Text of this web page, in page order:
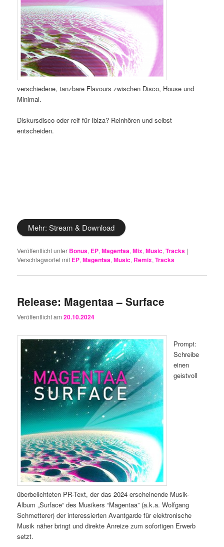
verschiedene, tanzbare Flavours zwischen Disco, House und
Minimal.
Diskursdisco oder reif für Ibiza? Reinhören und selbst
entscheiden.
Mehr: Stream & Download
Veröffentlicht unter Bonus, EP,Magentaa,Mix,Music,Tracks |
Verschlagwortet mit EP,Magentaa,Music, Remix,Tracks
Release: Magentaa – Surface
Veröffentlicht am20.10.2024
Prompt:
Schreibe
einen
geistvoll
überbelichteten PR-Text, der das 2024 erscheinende Musik-
Album „Surface“ des Musikers “Magentaa” (a.k.a. Wolfgang
Schmetterer) der interessierten Avantgarde für elektronische
Musik näher bringt und direkte Anreize zum sofortigen Erwerb
setzt.